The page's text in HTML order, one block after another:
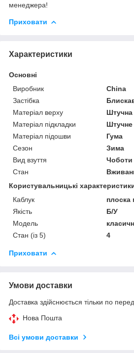
менеджера!
Приховати
Характеристики
Основні
Виробник
China
Застібка
Матеріал верху
Штучна
Матеріал підкладки
Штучне
Матеріал підошви
Гума
Сезон
Зима
Вид взуття
Чоботи
Стан
Користувальницькі
Каблук
плоска
Якість
Б/У
Мoдель
Стан (із 5)
4
Приховати
Умови доставки
Доставка здійснюється тільки по
Нова Пошта
Всі умови доставки